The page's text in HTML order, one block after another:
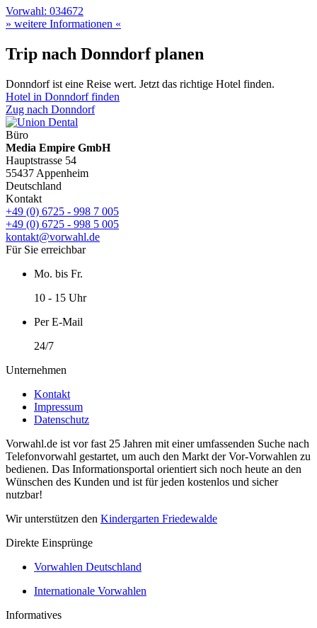
Vorwahl: 034672
» weitere Informationen «
Trip nach Donndorf planen
Donndorf ist eine Reise wert. Jetzt das richtige Hotel finden.
Hotel in Donndorf finden
Zug nach Donndorf
Büro
Media Empire GmbH
Hauptstrasse 54
55437 Appenheim
Deutschland
Kontakt
+49 (0) 6725 - 998 7 005
+49 (0) 6725 - 998 5 005
kontakt@vorwahl.de
Für Sie erreichbar
Mo. bis Fr.
10 - 15 Uhr
Per E-Mail
24/7
Unternehmen
Kontakt
Impressum
Datenschutz
Vorwahl.de ist vor fast 25 Jahren mit einer umfassenden Suche nach
Telefonvorwahl gestartet, um auch den Markt der Vor-Vorwahlen zu
bedienen. Das Informationsportal orientiert sich noch heute an den
Wünschen des Kunden und ist für jeden kostenlos und sicher
nutzbar!
Wir unterstützen den Kindergarten Friedewalde
Direkte Einsprünge
Vorwahlen Deutschland
Internationale Vorwahlen
Informatives